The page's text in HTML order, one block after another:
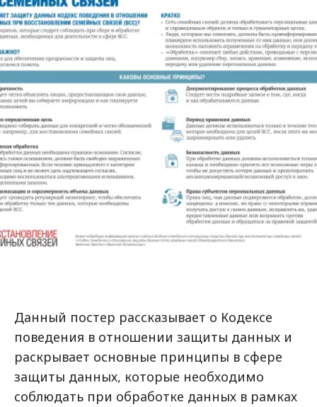
Данный постер рассказывает о Кодексе
поведения в отношении защиты данных и
раскрывает основные принципы в сфере
защиты данных, которые необходимо
соблюдать при обработке данных в рамках